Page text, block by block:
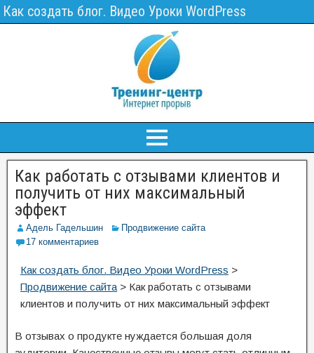
Как создать блог. Видео Уроки WordPress
Как работать с отзывами клиентов и
получить от них максимальный
эффект
Адель Гадельшин
Продвижение сайта
17 комментариев
Как создать блог. Видео Уроки WordPress >
Продвижение сайта > Как работать с отзывами
клиентов и получить от них максимальный эффект
В отзывах о продукте нуждается большая доля